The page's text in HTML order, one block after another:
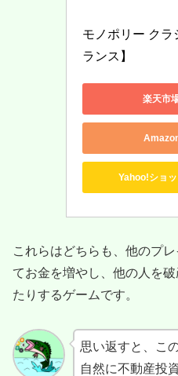
モノポリー クラ
ランス】
楽天市
Yahoo!ショ
これらはどちらも、他のプ
てお金を増やし、他の人を
たりするゲームです。
思い返すと、こ
自然に不動産投